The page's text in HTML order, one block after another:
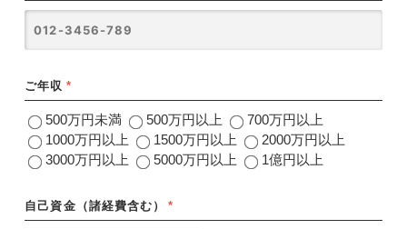
ご年収 *
500万円未満 500万円以上
700万円以上
1000万円以上
1500万円以上
2000万円以上
3000万円以上
5000万円以上 1億円以上
自己資金（諸経費含む） *